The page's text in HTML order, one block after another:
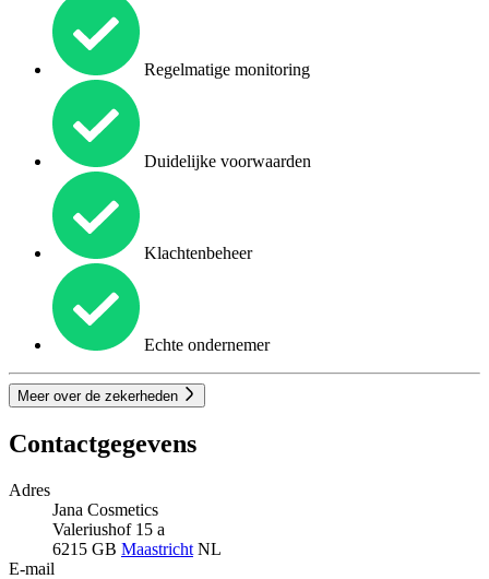
Regelmatige monitoring
Duidelijke voorwaarden
Klachtenbeheer
Echte ondernemer
Meer over de zekerheden
Contactgegevens
Adres
Jana Cosmetics
Valeriushof 15 a
6215 GB Maastricht NL
E-mail